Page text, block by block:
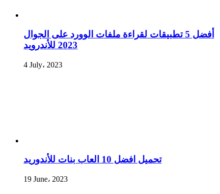
أفضل 5 تطبيقات لقراءة ملفات الوورد على الجوال
2023 للأندرويد
4 July، 2023
تحميل افضل 10 العاب بنات للأندوريد
19 June، 2023